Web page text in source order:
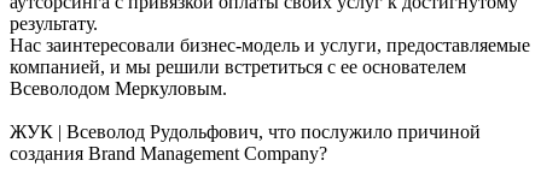
результату.
Нас заинтересовали бизнес-модель и услуги, предоставляемые
компанией, и мы решили встретиться с ее основателем
Всеволодом Меркуловым.
ЖУК | Всеволод Рудольфович, что послужило причиной
создания Brand Management Company?